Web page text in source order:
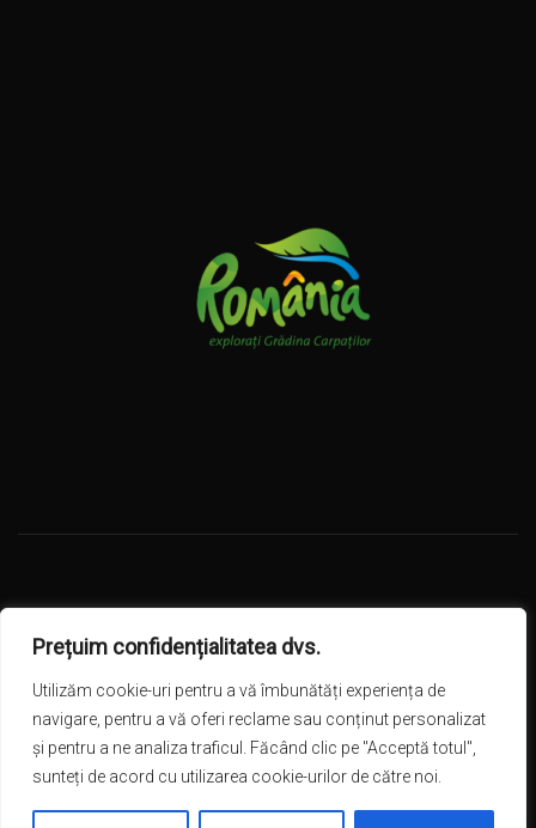
Prețuim confidențialitatea dvs.
Utilizăm cookie-uri pentru a vă îmbunătăți experiența de
navigare, pentru a vă oferi reclame sau conținut personalizat
și pentru a ne analiza traficul. Făcând clic pe "Acceptă totul",
sunteți de acord cu utilizarea cookie-urilor de către noi.